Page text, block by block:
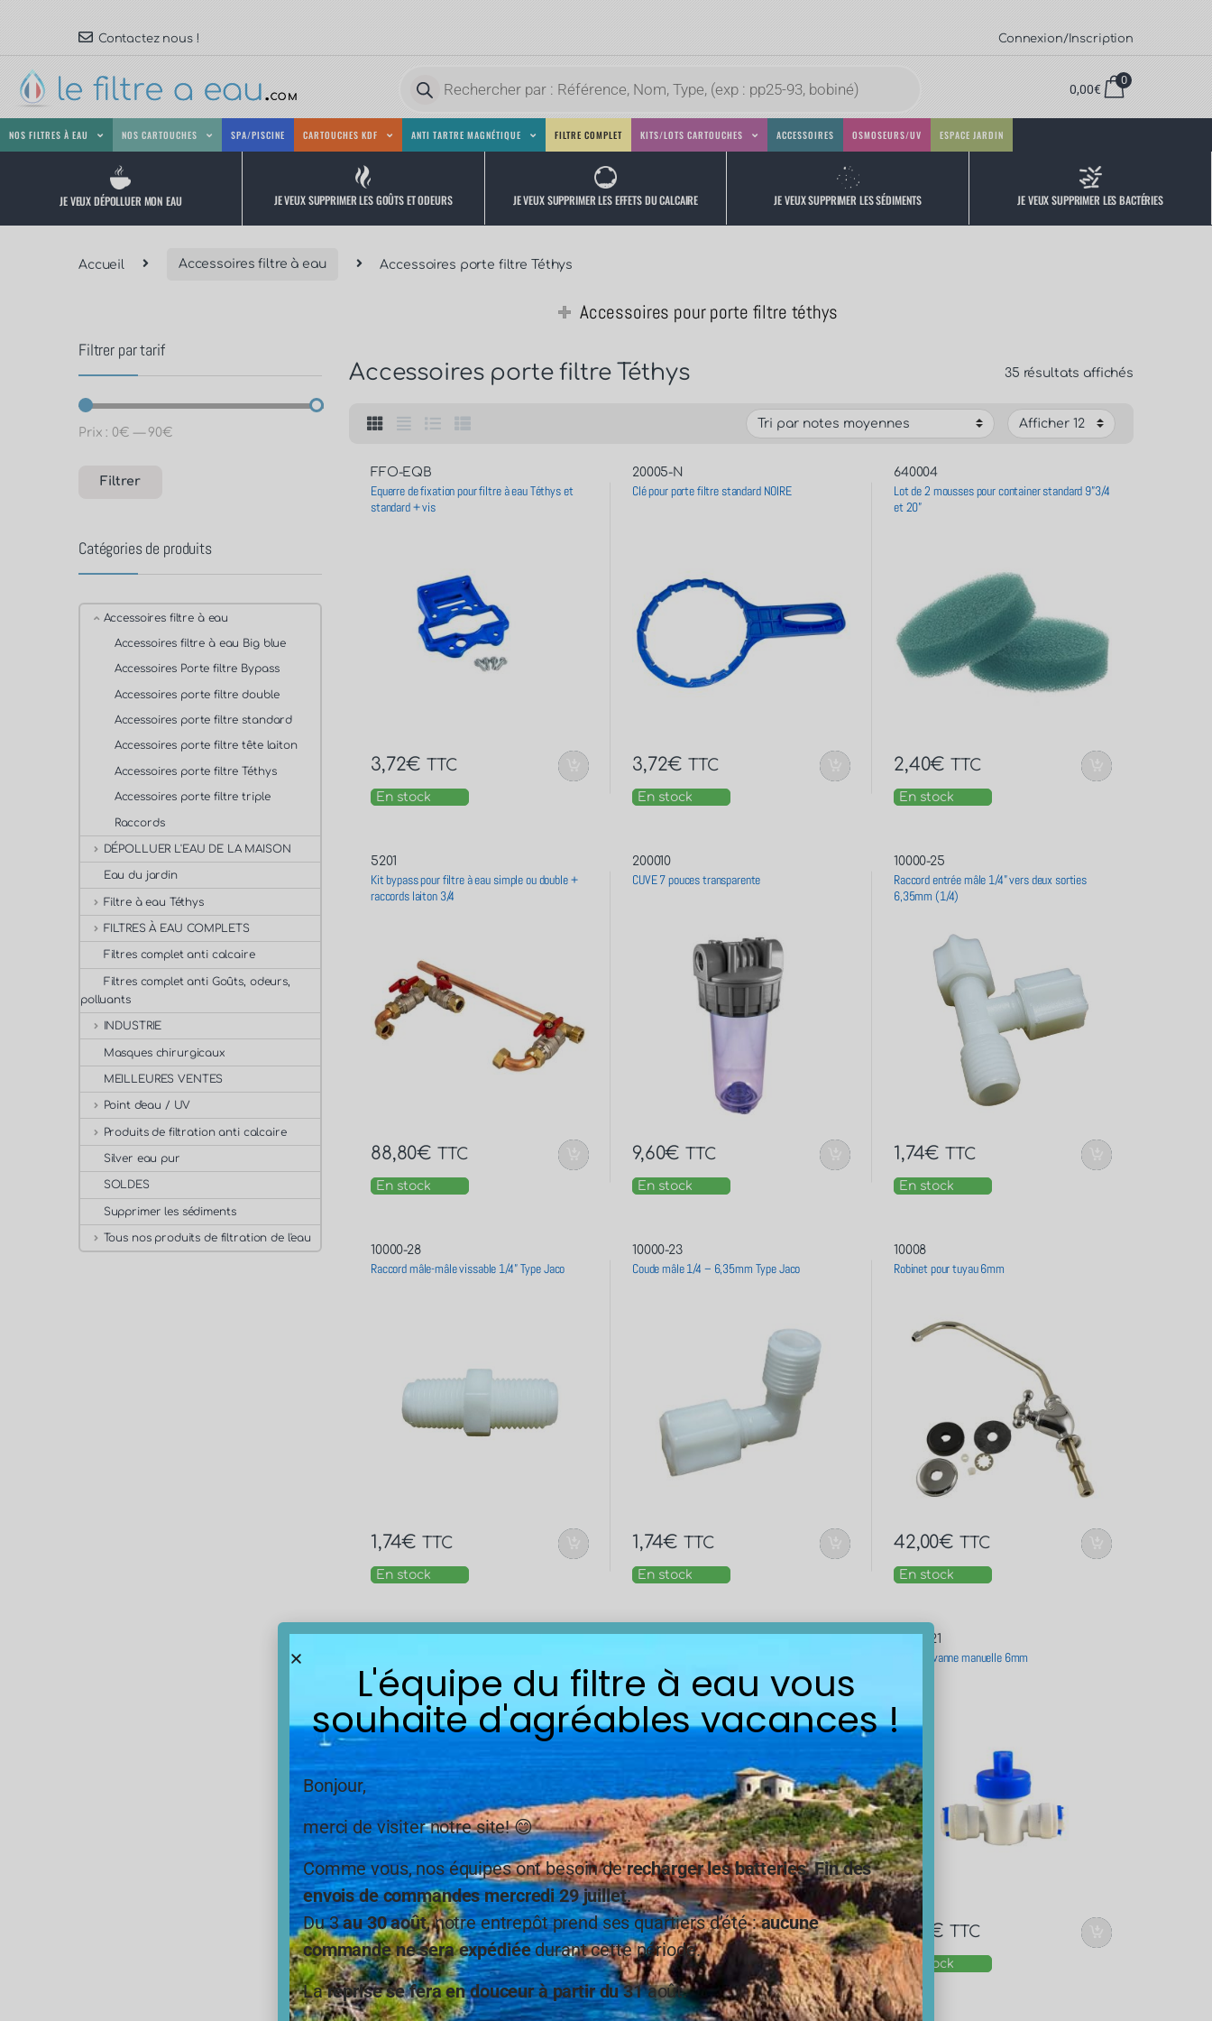
Contactez nous ! Connexion/Inscription
0,00€
0
NOS FILTRES À EAU NOS CARTOUCHES SPA/PISCINE CARTOUCHES KDF ANTI TARTRE MAGNÉTIQUE FILTRE COMPLET KITS/LOTS CARTOUCHES ACCESSOIRES OSMOSEURS/UV ESPACE JARDIN
JE VEUX DÉPOLLUER MON EAU JE VEUX SUPPRIMER LES GOÛTS ET ODEURS JE VEUX SUPPRIMER LES EFFETS DU CALCAIRE JE VEUX SUPPRIMER LES SÉDIMENTS JE VEUX SUPPRIMER LES BACTÉRIES
Accueil Accessoires filtre à eau Accessoires porte filtre Téthys
Accessoires pour porte filtre téthys
Accessoires porte filtre Téthys 35 résultats affichés
FFO-EQB
Equerre de fixation pour filtre à eau Téthys et
standard + vis
3,72€ TTC
En stock
20005-N
Clé pour porte filtre standard NOIRE
3,72€ TTC
En stock
640004
Lot de 2 mousses pour container standard 9”3/4
et 20”
2,40€ TTC
En stock
5201
Kit bypass pour filtre à eau simple ou double +
raccords laiton 3/4
88,80€ TTC
En stock
200010
CUVE 7 pouces transparente
9,60€ TTC
En stock
10000-25
Raccord entrée mâle 1/4” vers deux sorties
6,35mm (1/4)
1,74€ TTC
En stock
10000-28
Raccord mâle-mâle vissable 1/4” Type Jaco
1,74€ TTC
En stock
10000-23
Coude mâle 1/4 – 6,35mm Type Jaco
1,74€ TTC
En stock
10008
Robinet pour tuyau 6mm
42,00€ TTC
En stock
mètre
1,32€ TTC
En stock
1,20€ TTC
En stock
10000-21
Raccord vanne manuelle 6mm
3,60 € TTC
En stock
Filtrer par tarif
Filtrer
Prix : 0€ —90€
Catégories de produits
Accessoires filtre à eau
Accessoires filtre à eau Big blue
Accessoires Porte filtre Bypass
Accessoires porte filtre double
Accessoires porte filtre standard
Accessoires porte filtre tête laiton
Accessoires porte filtre Téthys
Accessoires porte filtre triple
Raccords
DÉPOLLUER L'EAU DE LA MAISON
Eau du jardin
Filtre à eau Téthys
FILTRES À EAU COMPLETS
Filtres complet anti calcaire
Filtres complet anti Goûts, odeurs,
polluants
INDUSTRIE
Masques chirurgicaux
MEILLEURES VENTES
Point d'eau / UV
Produits de filtration anti calcaire
Silver eau pur
SOLDES
Supprimer les sédiments
Tous nos produits de filtration de l'eau
L'équipe du filtre à eau vous
souhaite d'agréables vacances !
Bonjour,
merci de visiter notre site! 😊
Comme vous, nos équipes ont besoin derecharger les batteries.Fin des
envois de commandes mercredi 29 juillet.
Du 3au 30 août, notre entrepôt prend ses quartiers d’été :aucune
commande ne sera expédiéedurant cette période.
Lareprise se fera en douceur à partir du 31août.